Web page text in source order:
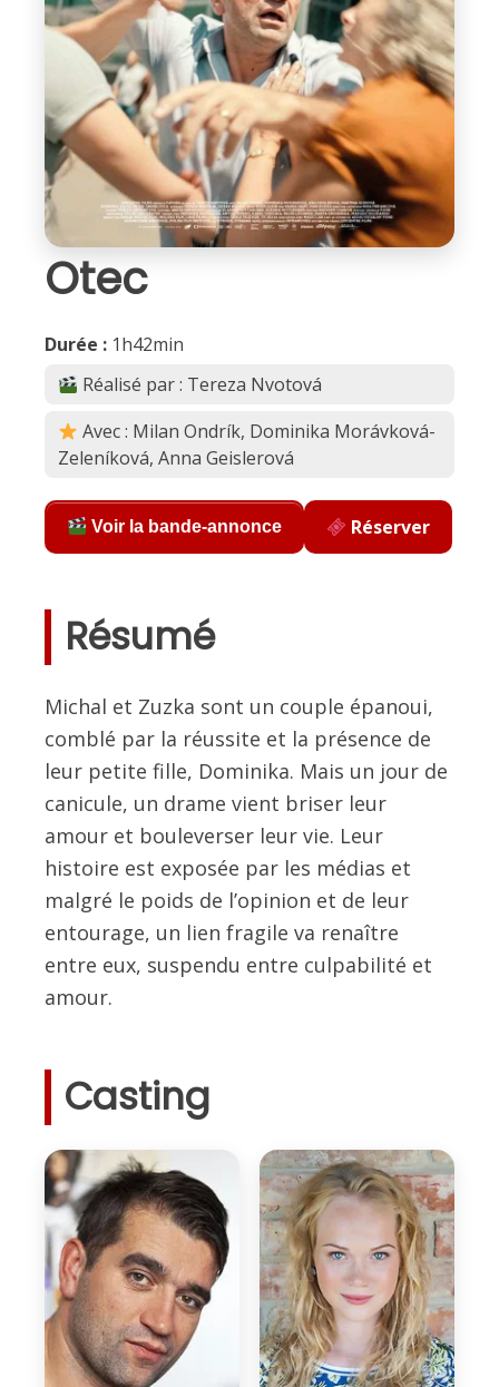
Otec
Durée : 1h42min
Réalisé par : Tereza Nvotová
Avec : Milan Ondrík, Dominika Morávková-
Zeleníková, Anna Geislerová
Voir la bande-annonce Réserver
Résumé
Michal et Zuzka sont un couple épanoui,
comblé par la réussite et la présence de
leur petite fille, Dominika. Mais un jour de
canicule, un drame vient briser leur
amour et bouleverser leur vie. Leur
histoire est exposée par les médias et
malgré le poids de l’opinion et de leur
entourage, un lien fragile va renaître
entre eux, suspendu entre culpabilité et
amour.
Casting